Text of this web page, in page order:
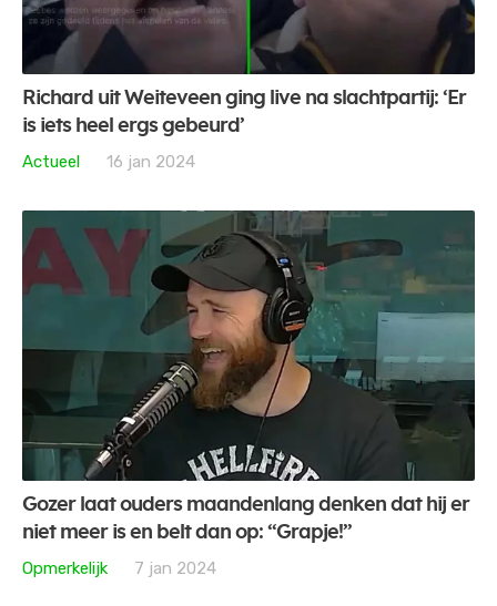
Richard uit Weiteveen ging live na slachtpartij: ‘Er
is iets heel ergs gebeurd’
Actueel
16 jan 2024
Gozer laat ouders maandenlang denken dat hij er
niet meer is en belt dan op: “Grapje!”
Opmerkelijk
7 jan 2024